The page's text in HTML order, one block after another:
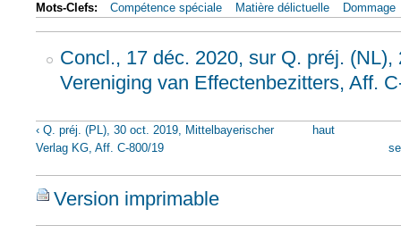
Mots-Clefs: Compétence spéciale Matière délictuelle Dommage
Concl., 17 déc. 2020, sur Q. préj. (NL),
Vereniging van Effectenbezitters, Aff.
‹ Q. préj. (PL), 30 oct. 2019, Mittelbayerischer
Verlag KG, Aff. C-800/19
haut
Version imprimable